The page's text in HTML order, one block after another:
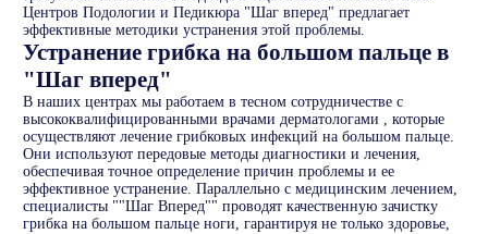
Центров Подологии и Педикюра "Шаг вперед" предлагает
эффективные методики устранения этой проблемы.
Устранение грибка на большом пальце в
"Шаг вперед"
В наших центрах мы работаем в тесном сотрудничестве с
высококвалифицированными врачами дерматологами , которые
осуществляют лечение грибковых инфекций на большом пальце.
Они используют передовые методы диагностики и лечения,
обеспечивая точное определение причин проблемы и ее
эффективное устранение. Параллельно с медицинским лечением,
специалисты ""Шаг Вперед"" проводят качественную зачистку
грибка на большом пальце ноги, гарантируя не только здоровье,